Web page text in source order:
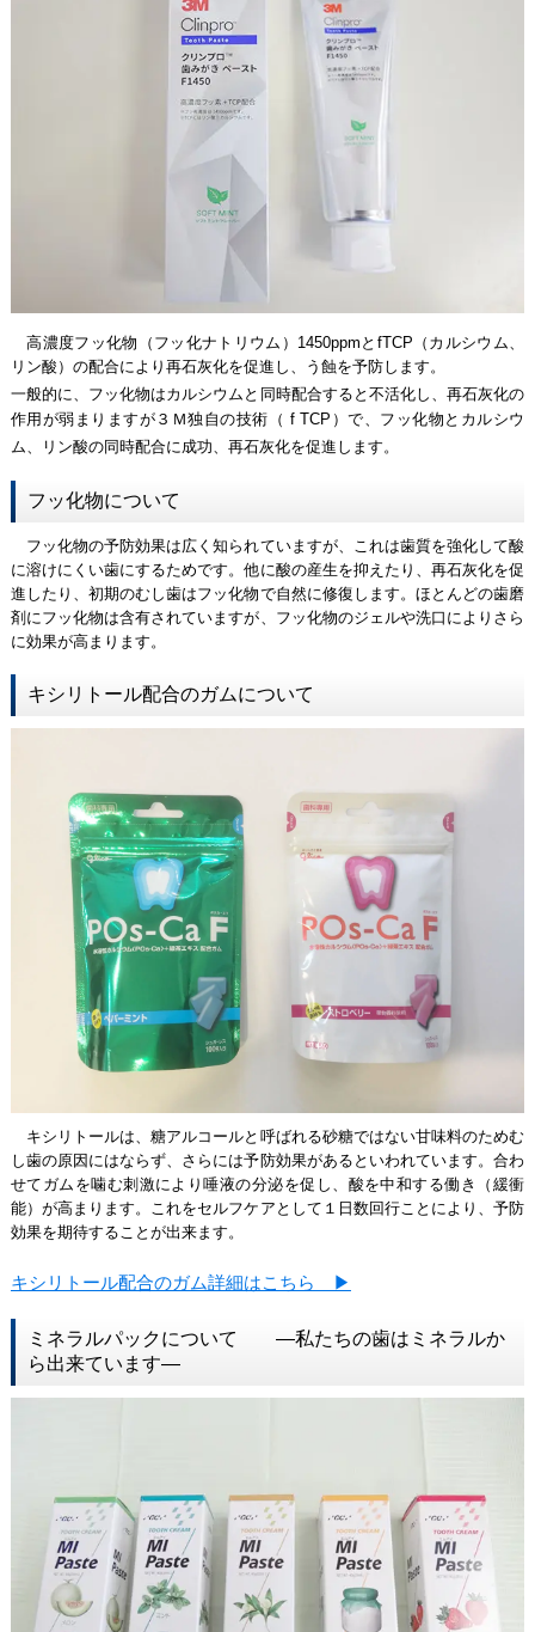
高濃度フッ化物（フッ化ナトリウム）1450ppmとfTCP（カルシウム、
リン酸）の配合により再石灰化を促進し、う蝕を予防します。
一般的に、フッ化物はカルシウムと同時配合すると不活化し、再石灰化の
作用が弱まりますが３Ｍ独自の技術（ f TCP）で、フッ化物とカルシウ
ム、リン酸の同時配合に成功、再石灰化を促進します。
フッ化物について
フッ化物の予防効果は広く知られていますが、これは歯質を強化して酸
に溶けにくい歯にするためです。他に酸の産生を抑えたり、再石灰化を促
進したり、初期のむし歯はフッ化物で自然に修復します。ほとんどの歯磨
剤にフッ化物は含有されていますが、フッ化物のジェルや洗口によりさら
に効果が高まります。
キシリトール配合のガムについて
キシリトールは、糖アルコールと呼ばれる砂糖ではない甘味料のためむ
し歯の原因にはならず、さらには予防効果があるといわれています。合わ
せてガムを噛む刺激により唾液の分泌を促し、酸を中和する働き（緩衝
能）が高まります。これをセルフケアとして１日数回行ことにより、予防
効果を期待することが出来ます。
キシリトール配合のガム詳細はこちら ▶
ミネラルパックについて ―私たちの歯はミネラルか
ら出来ています―